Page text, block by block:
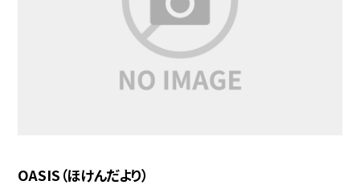
OASIS（ほけんだより）